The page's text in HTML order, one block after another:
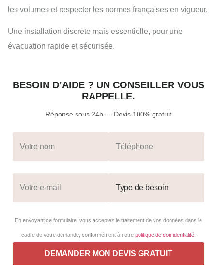
les volumes et respecter les normes françaises en vigueur.
Une installation discrète mais essentielle, pour une
évacuation rapide et sécurisée.
BESOIN D’AIDE ? UN CONSEILLER VOUS
RAPPELLE.
Réponse sous 24h — Devis 100% gratuit
En envoyant ce formulaire, vous acceptez le traitement de vos données dans le
cadre de votre demande, conformément à notre politique de confidentialité